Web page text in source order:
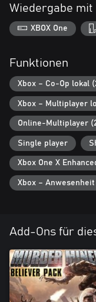
Wiedergabe mit
XBOX One
Funktionen
Xbox – Co-Op lokal
Xbox – Multiplayer
Online-Multiplayer
Single player
Xbox One X
Xbox – Anwesenheit
Add-Ons für